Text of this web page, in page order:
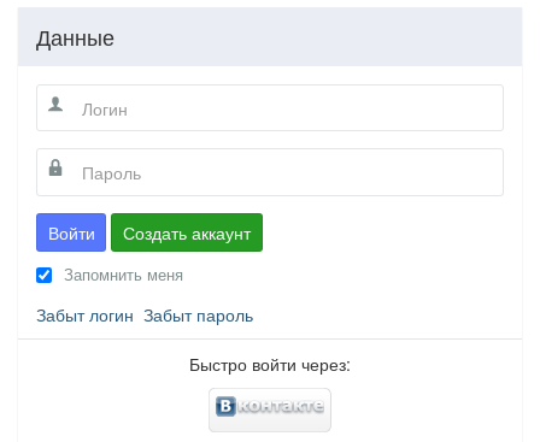
Данные
Войти Создать аккаунт
Запомнить меня
Забыт логин Забыт пароль
Быстро войти через: